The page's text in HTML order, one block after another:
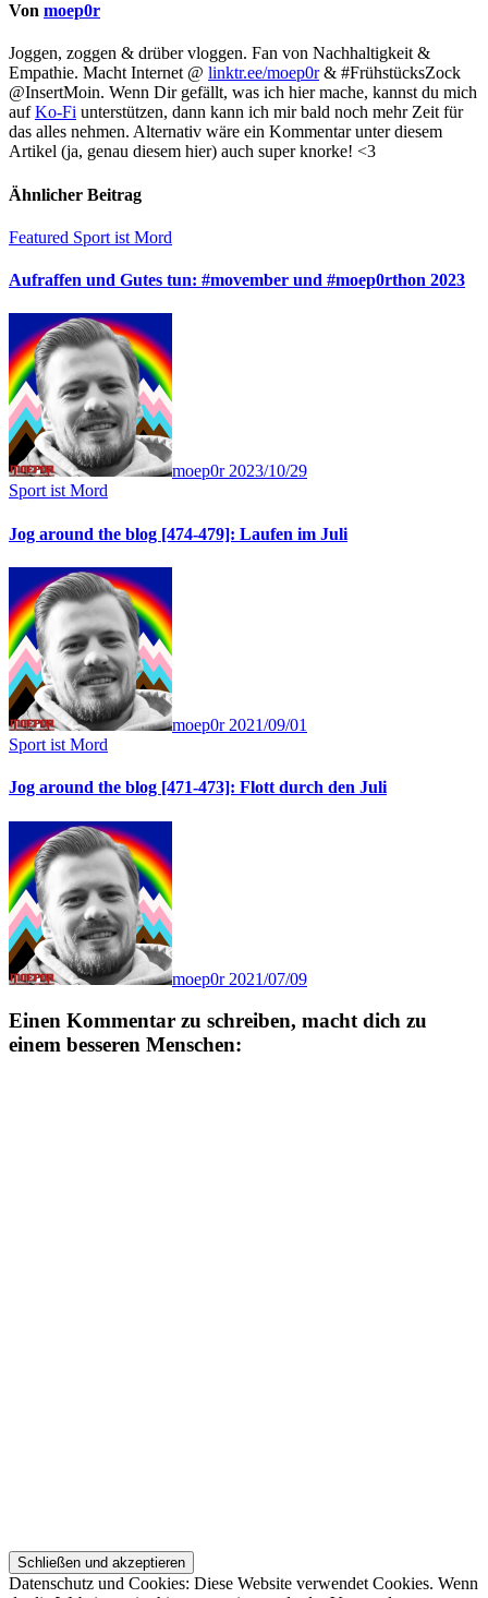
Von moep0r
Joggen, zoggen & drüber vloggen. Fan von Nachhaltigkeit &
Empathie. Macht Internet @ linktr.ee/moep0r& #FrühstücksZock
@InsertMoin. Wenn Dir gefällt, was ich hier mache, kannst du mich
aufKo-Fi unterstützen, dann kann ich mir bald noch mehr Zeit für
das alles nehmen. Alternativ wäre ein Kommentar unter diesem
Artikel (ja, genau diesem hier) auch super knorke! <3
Ähnlicher Beitrag
Featured Sport ist Mord
Aufraffen und Gutes tun: #movember und #moep0rthon 2023
moep0r2023/10/29
Sport ist Mord
Jog around the blog [474-479]: Laufen im Juli
moep0r 2021/09/01
Sport ist Mord
Jog around the blog [471-473]: Flott durch den Juli
moep0r 2021/07/09
Einen Kommentar zu schreiben, macht dich zu
einem besseren Menschen:
Datenschutz und Cookies: Diese Website verwendet Cookies. Wenn